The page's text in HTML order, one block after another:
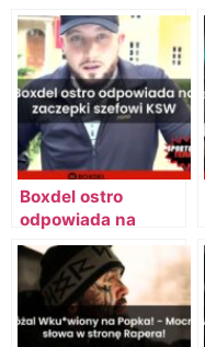
Boxdel ostro
odpowiada na
zaczepki szefowi
KSW